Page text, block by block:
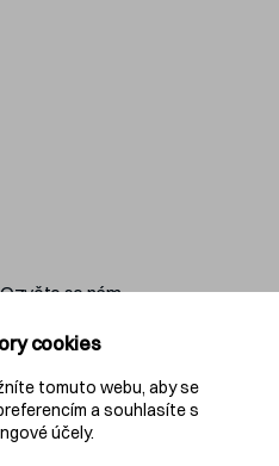
Ozvěte se nám
+420 577 212 049
info@navlacil.cz
cookies
tomuto webu, aby se
a souhlasíte s
účely.